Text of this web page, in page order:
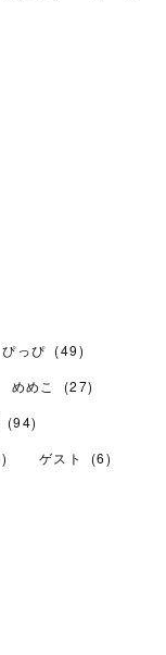
ぴっぴ (49)
めめこ (27)
(94)
) ゲスト (6)